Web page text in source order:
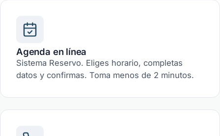
Agenda en línea
Sistema Reservo. Eliges horario, completas
datos y confirmas. Toma menos de 2 minutos.